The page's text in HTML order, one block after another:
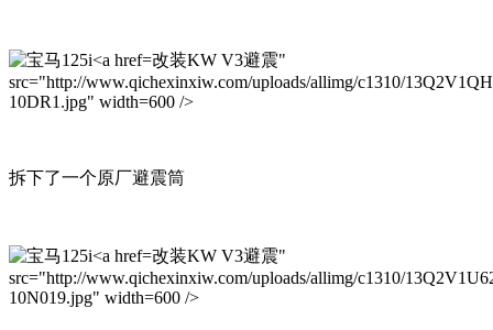
改装KW V3避震"
src="http://www.qichexinxiw.com/uploads/allimg/c1310/
10DR1.jpg" width=600 />
拆下了一个原厂避震筒
改装KW V3避震"
src="http://www.qichexinxiw.com/uploads/allimg/c1310/
10N019.jpg" width=600 />